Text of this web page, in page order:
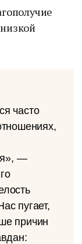
часто
—
пугает,
причин